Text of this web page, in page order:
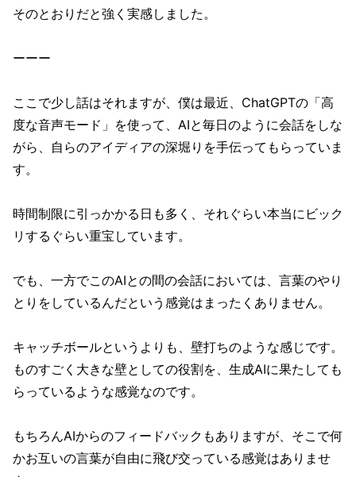
そのとおりだと強く実感しました。
ーーー
ここで少し話はそれますが、僕は最近、ChatGPTの「高
度な音声モード」を使って、AIと毎日のように会話をしな
がら、自らのアイディアの深堀りを手伝ってもらっていま
す。
時間制限に引っかかる日も多く、それぐらい本当にビック
リするぐらい重宝しています。
でも、一方でこのAIとの間の会話においては、言葉のやり
とりをしているんだという感覚はまったくありません。
キャッチボールというよりも、壁打ちのような感じです。
ものすごく大きな壁としての役割を、生成AIに果たしても
らっているような感覚なのです。
もちろんAIからのフィードバックもありますが、そこで何
かお互いの言葉が自由に飛び交っている感覚はありませ